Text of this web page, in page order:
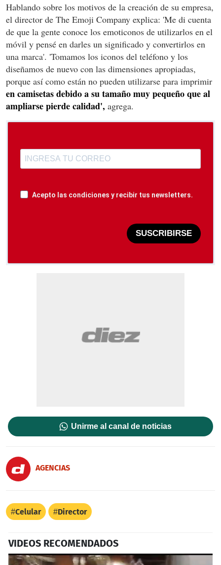
Hablando sobre los motivos de la creación de su empresa,
el director de The Emoji Company explica: 'Me di cuenta
de que la gente conoce los emoticonos de utilizarlos en el
móvil y pensé en darles un significado y convertirlos en
una marca'. 'Tomamos los iconos del teléfono y los
diseñamos de nuevo con las dimensiones apropiadas,
porque así como están no pueden utilizarse para imprimir
en camisetas debido a su tamaño muy pequeño que al
ampliarse pierde calidad', agrega.
Acepto las condiciones y recibir tus newsletters.
SUSCRIBIRSE
Unirme al canal de noticias
AGENCIAS
Celular Director
VIDEOS RECOMENDADOS